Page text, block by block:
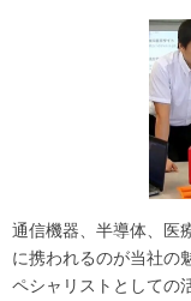
通信機器、半導体、医
に携われるのが当社の
ペシャリストとしての